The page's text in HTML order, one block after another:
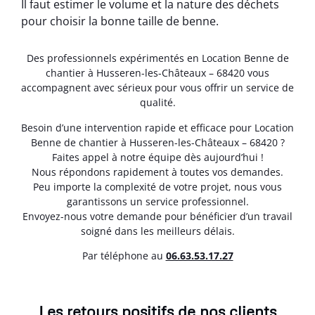
Il faut estimer le volume et la nature des déchets
pour choisir la bonne taille de benne.
Des professionnels expérimentés en Location Benne de
chantier à Husseren-les-Châteaux – 68420 vous
accompagnent avec sérieux pour vous offrir un service de
qualité.
Besoin d’une intervention rapide et efficace pour Location
Benne de chantier à Husseren-les-Châteaux – 68420 ?
Faites appel à notre équipe dès aujourd’hui !
Nous répondons rapidement à toutes vos demandes.
Peu importe la complexité de votre projet, nous vous
garantissons un service professionnel.
Envoyez-nous votre demande pour bénéficier d’un travail
soigné dans les meilleurs délais.
Par téléphone au 06.63.53.17.27
Les retours positifs de nos clients